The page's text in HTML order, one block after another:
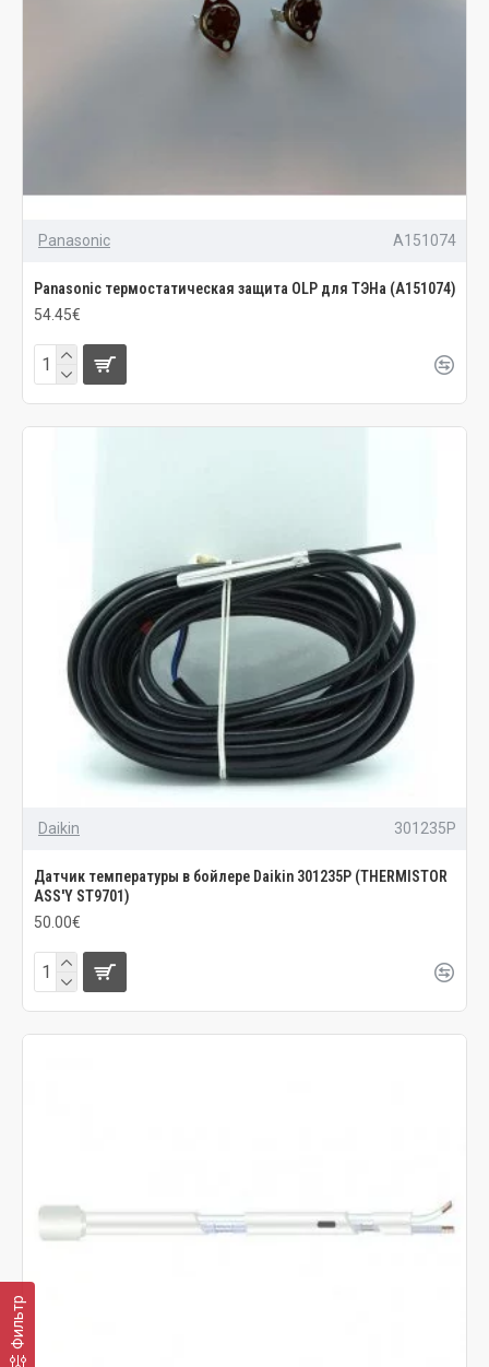
Panasonic A151074
Panasonic термостатическая защита OLP для ТЭНа (A151074)
54.45€
Daikin 301235P
Датчик температуры в бойлере Daikin 301235P (THERMISTOR
ASS'Y ST9701)
50.00€
Фильтр